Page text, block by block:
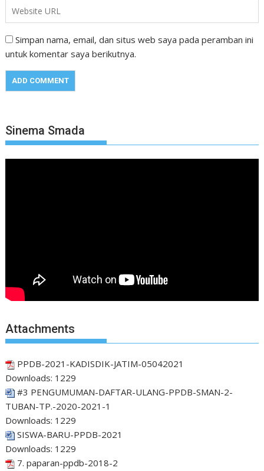
Simpan nama, email, dan situs web saya pada peramban ini
untuk komentar saya berikutnya.
Sinema Smada
Attachments
PPDB-2021-KADISDIK-JATIM-05042021
Downloads: 1229
#3 PENGUMUMAN-DAFTAR-ULANG-PPDB-SMAN-2-
TUBAN-TP.-2020-2021-1
Downloads: 1229
SISWA-BARU-PPDB-2021
Downloads: 1229
7. paparan-ppdb-2018-2